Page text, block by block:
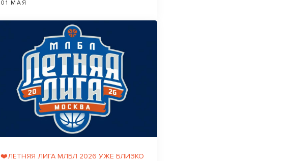
01 МАЯ
❤️ЛЕТНЯЯ ЛИГА МЛБЛ 2026 УЖЕ БЛИЗКО